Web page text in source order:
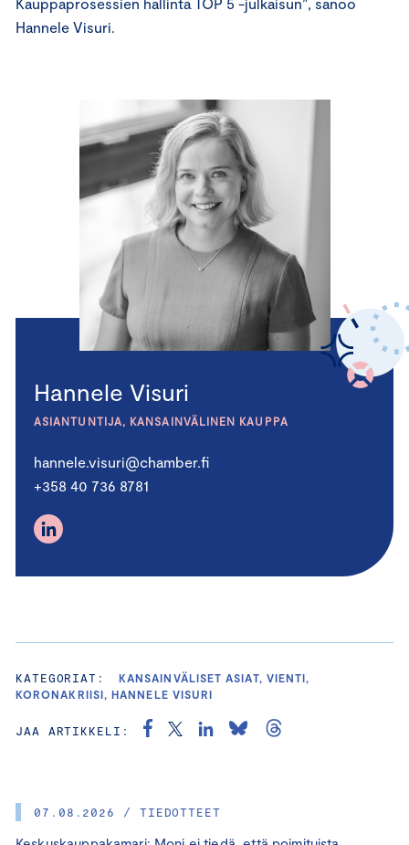
07.08.2026 / TIEDOTTEET
Hannele Visuri.
Hannele Visuri
ASIANTUNTIJA, KANSAINVÄLINEN KAUPPA
hannele.visuri@chamber.fi
+358 40 736 8781
KATEGORIAT:
KANSAINVÄLISET ASIAT, VIENTI,
KORONAKRIISI, HANNELE VISURI
JAA ARTIKKELI: